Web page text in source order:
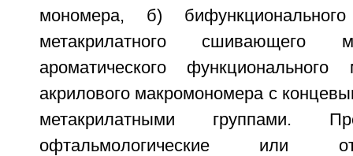
мономера, б)
метакрилатного
ароматического функционального
акрилового макромономера с
метакрилатными группами.
офтальмологические или